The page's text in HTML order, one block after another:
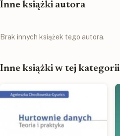
Inne książki autora
Brak innych książek tego autora.
Inne książki w tej kategorii